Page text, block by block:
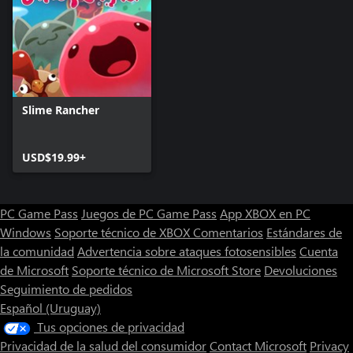
• Bumerán, un estilo de slime mercurio sin debilidades, excepto
por el tope de tiempo
• Retro, §Ⱡiᘻe fAⱠlìdØ dE la v1eJa 35çUela
• Dorado, un elegante y alado estilo de slime dorado que casi
nunca verás
• Guardián, la buena fortuna llega a aquellos que ven este slime
suertudo
se ven los slimes, son meramente cosméticos y no cambiarán la
dieta del slime o los tipos de plorts que produce. Cada estilo se
desbloqueado). ¡Puedes mezclar y combinar slimes originales y
nuevos estilos de slime como quieras!
Slime Rancher
USD$19.99+
PC Game Pass Juegos de PC Game Pass App XBOX en PC
Windows Soporte técnico de XBOXComentarios Estándares de
la comunidad Advertencia sobre ataques fotosensibles Cuenta
de Microsoft Soporte técnico de Microsoft Store Devoluciones
Seguimiento de pedidos
Español (Uruguay)
Tus opciones de privacidad
Privacidad de la salud del consumidorContact Microsoft Privacy